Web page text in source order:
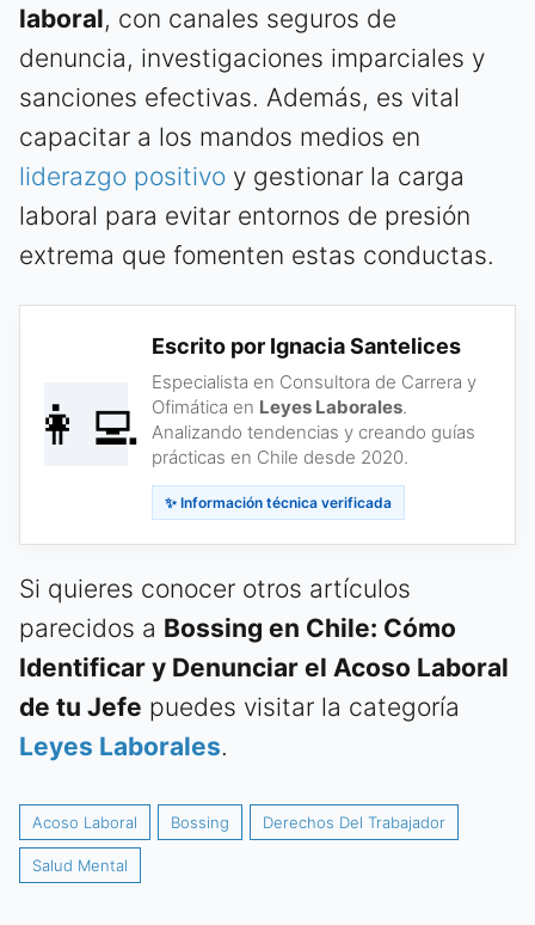
laboral, con canales seguros de
denuncia, investigaciones imparciales y
sanciones efectivas. Además, es vital
capacitar a los mandos medios en
liderazgo positivo y gestionar la carga
laboral para evitar entornos de presión
extrema que fomenten estas conductas.
👩‍💻
Escrito por Ignacia Santelices
Especialista en Consultora de Carrera y
Ofimática en Leyes Laborales.
Analizando tendencias y creando guías
prácticas en Chile desde 2020.
✨ Información técnica verificada
Si quieres conocer otros artículos
parecidos a Bossing en Chile: Cómo
Identificar y Denunciar el Acoso Laboral
de tu Jefe puedes visitar la categoría
Leyes Laborales.
Acoso Laboral Bossing Derechos Del Trabajador
Salud Mental